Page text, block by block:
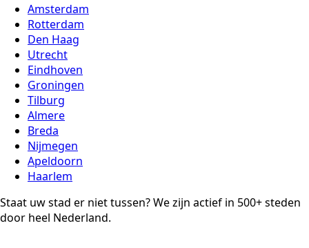
Amsterdam
Rotterdam
Den Haag
Utrecht
Eindhoven
Groningen
Tilburg
Almere
Breda
Nijmegen
Apeldoorn
Haarlem
Staat uw stad er niet tussen? We zijn actief in 500+ steden
door heel Nederland.